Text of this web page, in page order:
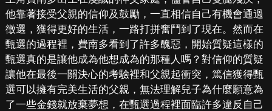
他靠著接受父親的信仰及鼓勵，一直相信自己有機會通過
徵選，獲得更好的生活，一路打拼奮鬥到了現在。然而在
甄選的過程裡，費南多看到了許多醜惡，開始質疑這樣的
甄選真的是讓他成為他想成為的那種人嗎？對信仰的質疑
讓他在最後一關決心的考驗裡和父親起衝突，篤信獲得甄
選可以擁有完美生活的父親，無法理解兒子為什麼願意為
了一些金錢就放棄夢想，在甄選過程裡面臨許多違反自己